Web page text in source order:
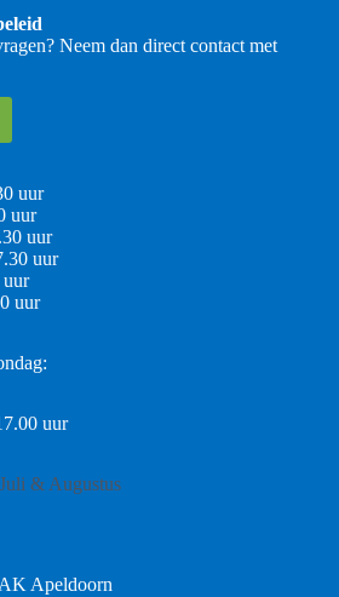
Neem dan direct contact met
uur
uur
uur
uur
uur
uur
& Augustus
Apeldoorn